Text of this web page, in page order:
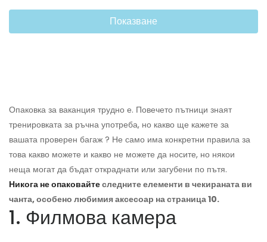
Показване
Опаковка за ваканция трудно е. Повечето пътници знаят
тренировката за ръчна употреба, но какво ще кажете за
вашата проверен багаж ? Не само има конкретни правила за
това какво можете и какво не можете да носите, но някои
неща могат да бъдат откраднати или загубени по пътя.
Никога не опаковайтеследните елементи в чекираната ви
чанта, особено любимия аксесоар на страница 10.
1. Филмова камера